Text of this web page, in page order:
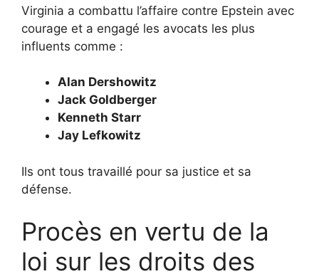
Virginia a combattu l’affaire contre Epstein avec
courage et a engagé les avocats les plus
influents comme :
Alan Dershowitz
Jack Goldberger
Kenneth Starr
Jay Lefkowitz
Ils ont tous travaillé pour sa justice et sa
défense.
Procès en vertu de la
loi sur les droits des